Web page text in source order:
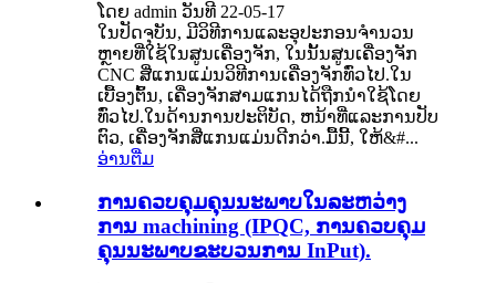
ໂດຍ admin ວັນທີ 22-05-17
ໃນປັດຈຸບັນ, ມີວິທີການແລະອຸປະກອນຈໍານວນ
ຫຼາຍທີ່ໃຊ້ໃນສູນເຄື່ອງຈັກ, ໃນນັ້ນສູນເຄື່ອງຈັກ
CNC ສີ່ແກນແມ່ນວິທີການເຄື່ອງຈັກທົ່ວໄປ.ໃນ
ເບື້ອງຕົ້ນ, ເຄື່ອງຈັກສາມແກນໄດ້ຖືກນໍາໃຊ້ໂດຍ
ທົ່ວໄປ.ໃນດ້ານການປະຕິບັດ, ຫນ້າທີ່ແລະການປັບ
ຕົວ, ເຄື່ອງຈັກສີ່ແກນແມ່ນດີກວ່າ.ມື້ນີ້, ໃຫ້&#...
ອ່ານ​ຕື່ມ
ການ​ຄວບ​ຄຸມ​ຄຸນ​ນະ​ພາບ​ໃນ​ລະ​ຫວ່າງ​
ການ machining (IPQC​, ການ​ຄວບ​ຄຸມ​
ຄຸນ​ນະ​ພາບ​ຂະ​ບວນ​ການ InPut​)​.